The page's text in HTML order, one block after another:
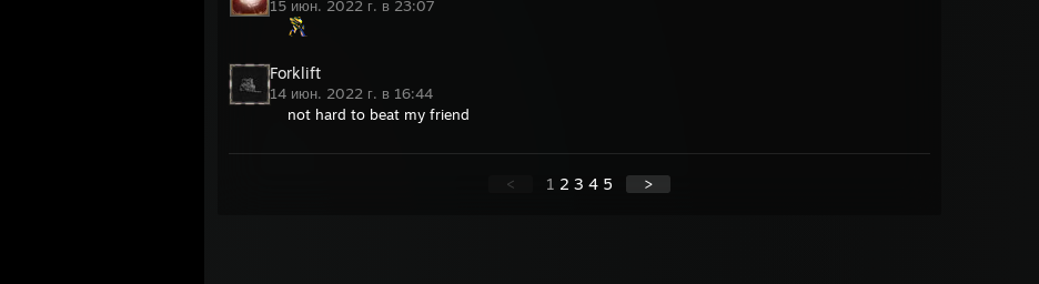
15 июн. 2022 г. в 23:07
Forklift
14 июн. 2022 г. в 16:44
not hard to beat my friend
< 1 2 3 4 5 >